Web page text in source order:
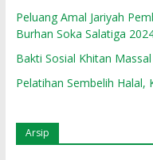
Peluang Amal Jariyah
Burhan Soka Salatiga
Bakti Sosial Khitan
Pelatihan Sembelih Halal,
Arsip